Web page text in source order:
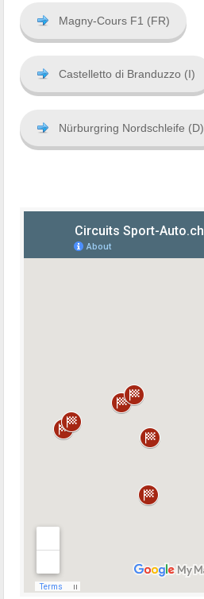
Magny-Cours F1 (FR)
Castelletto di Branduzzo (I)
Nürburgring Nordschleife (D)